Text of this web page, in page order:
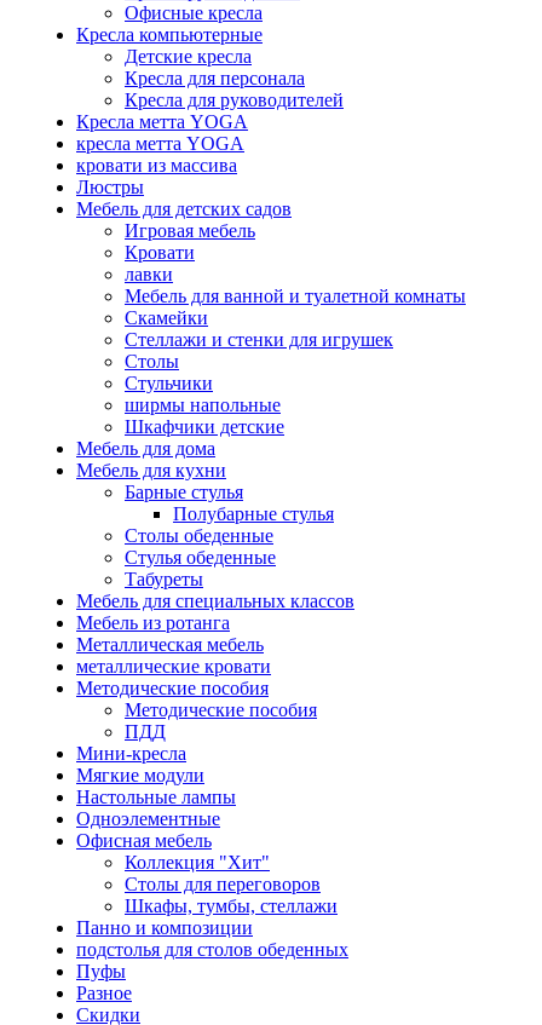
Офисные кресла
Кресла компьютерные
Детские кресла
Кресла для персонала
Кресла для руководителей
Кресла метта YOGA
кресла метта YOGA
кровати из массива
Люстры
Мебель для детских садов
Игровая мебель
Кровати
лавки
Мебель для ванной и туалетной комнаты
Скамейки
Стеллажи и стенки для игрушек
Столы
Стульчики
ширмы напольные
Шкафчики детские
Мебель для дома
Мебель для кухни
Барные стулья
Полубарные стулья
Столы обеденные
Стулья обеденные
Табуреты
Мебель для специальных классов
Мебель из ротанга
Металлическая мебель
металлические кровати
Методические пособия
Методические пособия
ПДД
Мини-кресла
Мягкие модули
Настольные лампы
Одноэлементные
Офисная мебель
Коллекция "Хит"
Столы для переговоров
Шкафы, тумбы, стеллажи
Панно и композиции
подстолья для столов обеденных
Пуфы
Разное
Скидки